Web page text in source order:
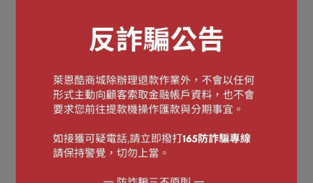
古林睿煬2024中職MVP紀
NT$350
加入購物車
古林睿煬旅日紀念球
NT$350